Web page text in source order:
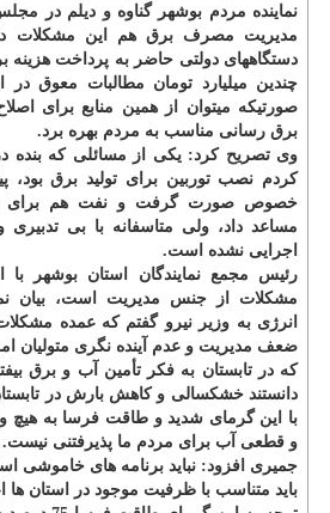
نماینده مردم بوشهر گناوه و دیلم در
مدیریت مصرف برق هم این مشکلات
دستگاههای دولتی حاضر به پرداخت
چندین میلیارد تومان مطالبات معوق در
صورتیکه میتوان از همین منابع برای
برق رسانی مناسب به مردم بهره برد.
وی تصریح کرد: یکی از مسائلی که بنده
کردم نصب توربین برای تولید برق بود،
خصوص صورت گرفت و نفت هم برای
مساعد داد، ولی متاسفانه با بی تدبیری
اجرایی نشده است.
رئیس مجمع نمایندگان استان بوشهر با
مشکلات از جنس مدیریت است، بیان
انرژی به وزیر نیرو گفتم که عمده
ضعف مدیریت و عدم آینده نگری متولیان
که در تابستان به فکر تأمین آب و برق
دانستند خشکسالی و کاهش بارش در
با این گرمای شدید و طاقت فرسا به
و قطعی آب برای مردم ما پذیرفتنی نیست.
جمیری افزود: نباید برنامه های خاموشی
باید متناسب با ظرفیت موجود در استان ها